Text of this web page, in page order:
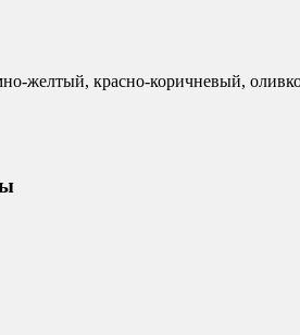
желтый, красно-коричневый,